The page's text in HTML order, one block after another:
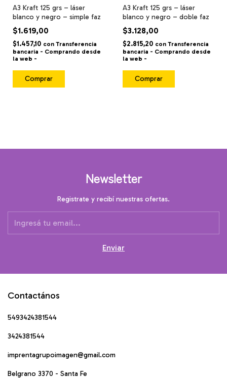
A3 Kraft 125 grs – láser
blanco y negro – simple faz
$1.619,00
$1.457,10 con Transferencia
bancaria - Comprando desde
la web -
Comprar
A3 Kraft 125 grs – láser
blanco y negro – doble faz
$3.128,00
$2.815,20 con Transferencia
bancaria - Comprando desde
la web -
Comprar
Newsletter
Registrate y recibí nuestras ofertas.
Contactános
5493424381544
3424381544
imprentagrupoimagen@gmail.com
Belgrano 3370 - Santa Fe